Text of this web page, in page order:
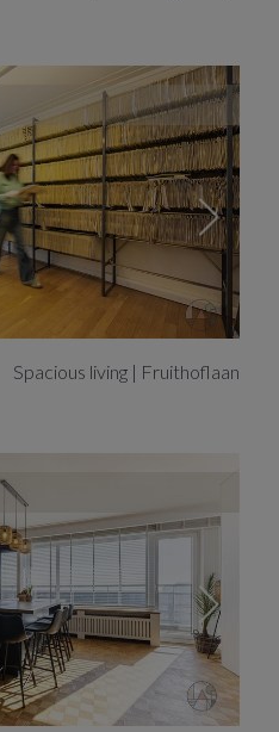
Spacious living | Fruithoflaan